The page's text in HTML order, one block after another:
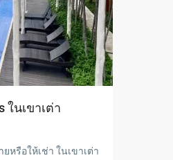
ในเขาเต่า
หรือให้เช่า ในเขาเต่า